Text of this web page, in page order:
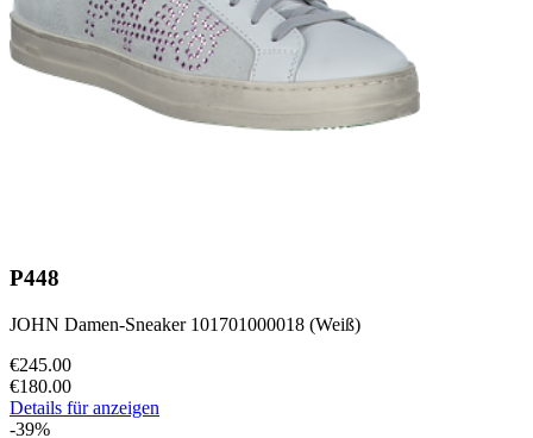
P448
JOHN Damen-Sneaker 101701000018 (Weiß)
€245.00
€180.00
Details für anzeigen
-39%